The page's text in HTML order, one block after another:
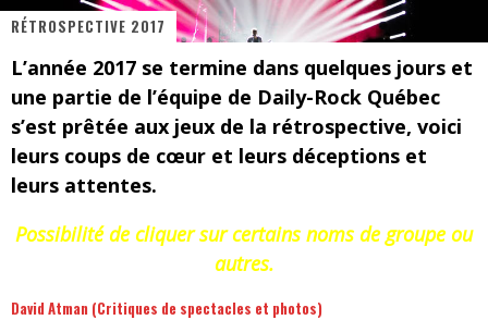
On va se le dire, Sword est de retour
La compil’ Zoo de Slam Disques est de retour
Death Note Silence - Collide and Collapse
Muse au Centre Vidéotron de Québec
RÉTROSPECTIVE 2017
L’année 2017 se termine dans quelques jours et
une partie de l’équipe de Daily-Rock Québec
s’est prêtée aux jeux de la rétrospective, voici
leurs coups de cœur et leurs déceptions et
leurs attentes.
Possibilité de cliquer sur certains noms de groupe ou
autres.
David Atman (Critiques de spectacles et photos)